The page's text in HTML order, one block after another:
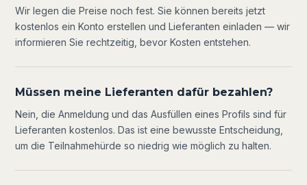
Wir legen die Preise noch fest. Sie können bereits jetzt
kostenlos ein Konto erstellen und Lieferanten einladen — wir
informieren Sie rechtzeitig, bevor Kosten entstehen.
Müssen meine Lieferanten dafür bezahlen?
Nein, die Anmeldung und das Ausfüllen eines Profils sind für
Lieferanten kostenlos. Das ist eine bewusste Entscheidung,
um die Teilnahmehürde so niedrig wie möglich zu halten.